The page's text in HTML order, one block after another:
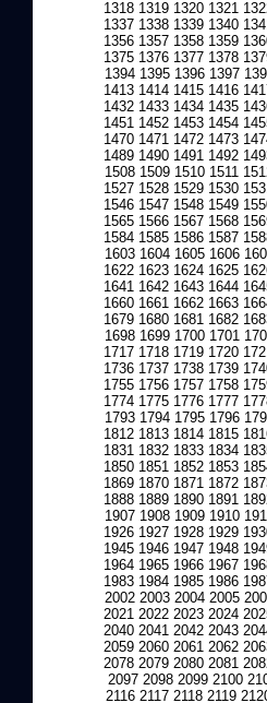
1318 1319 1320 1321
1337 1338 1339 1340
1356 1357 1358 1359
1375 1376 1377 1378
1394 1395 1396 1397
1413 1414 1415 1416
1432 1433 1434 1435
1451 1452 1453 1454
1470 1471 1472 1473
1489 1490 1491 1492
1508 1509 1510 1511
1527 1528 1529 1530
1546 1547 1548 1549
1565 1566 1567 1568
1584 1585 1586 1587
1603 1604 1605 1606
1622 1623 1624 1625
1641 1642 1643 1644
1660 1661 1662 1663
1679 1680 1681 1682
1698 1699 1700 1701
1717 1718 1719 1720
1736 1737 1738 1739
1755 1756 1757 1758
1774 1775 1776 1777
1793 1794 1795 1796
1812 1813 1814 1815
1831 1832 1833 1834
1850 1851 1852 1853
1869 1870 1871 1872
1888 1889 1890 1891
1907 1908 1909 1910
1926 1927 1928 1929
1945 1946 1947 1948
1964 1965 1966 1967
1983 1984 1985 1986
2002 2003 2004 2005
2021 2022 2023 2024
2040 2041 2042 2043
2059 2060 2061 2062
2078 2079 2080 2081
2097 2098 2099 2100
2116 2117 2118 2119